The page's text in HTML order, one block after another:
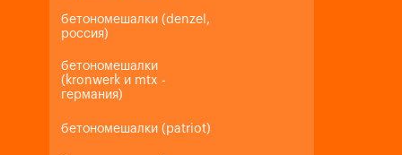
бетономешалки (denzel,
россия)
бетономешалки
(kronwerk и mtx -
германия)
бетономешалки (patriot)